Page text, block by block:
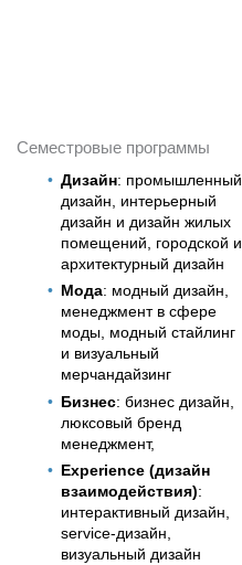
Семестровые программы
Дизайн: промышленный
дизайн, интерьерный
дизайн и дизайн жилых
помещений, городской и
архитектурный дизайн
Мода: модный дизайн,
менеджмент в сфере
моды, модный стайлинг
и визуальный
мерчандайзинг
Бизнес: бизнес дизайн,
люксовый бренд
менеджмент,
Experience (дизайн
взаимодействия):
интерактивный дизайн,
service-дизайн,
визуальный дизайн